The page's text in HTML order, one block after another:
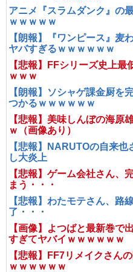
アニメ『スラムダンク』の
ｗｗｗｗｗ
【朗報】『ワンピース』麦
ヤバすぎるｗｗｗｗｗｗ
【悲報】FFシリーズ史上
ｗｗｗ
【朗報】ソシャゲ課金厨を
つかるｗｗｗｗｗｗ
【悲報】美味しんぼの海原
ｗ（画像あり）
【悲報】NARUTOの自来
し大炎上
【悲報】ゲーム会社さん、
まう・・・
【悲報】わたモテさん、路
了・・・
【画像】よつばと最新巻で
すぎてヤバイｗｗｗｗｗｗ
【悲報】FF7リメイクさん
ｗｗｗｗｗｗ